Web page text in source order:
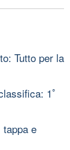
Tutto per la
1ﾟ
tappa e